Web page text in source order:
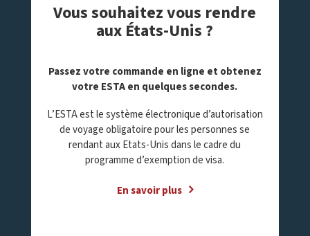
Vous souhaitez vous rendre
aux États-Unis ?
Passez votre commande en ligne et obtenez
votre ESTA en quelques secondes.
L’ESTA est le système électronique d’autorisation
de voyage obligatoire pour les personnes se
rendant aux Etats-Unis dans le cadre du
programme d’exemption de visa.
En savoir plus